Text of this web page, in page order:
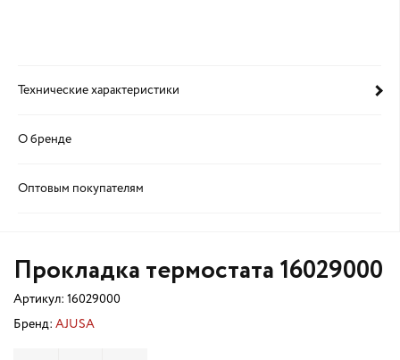
Технические характеристики
О бренде
Оптовым покупателям
Прокладка термостата 16029000
Артикул: 16029000
Бренд: AJUSA